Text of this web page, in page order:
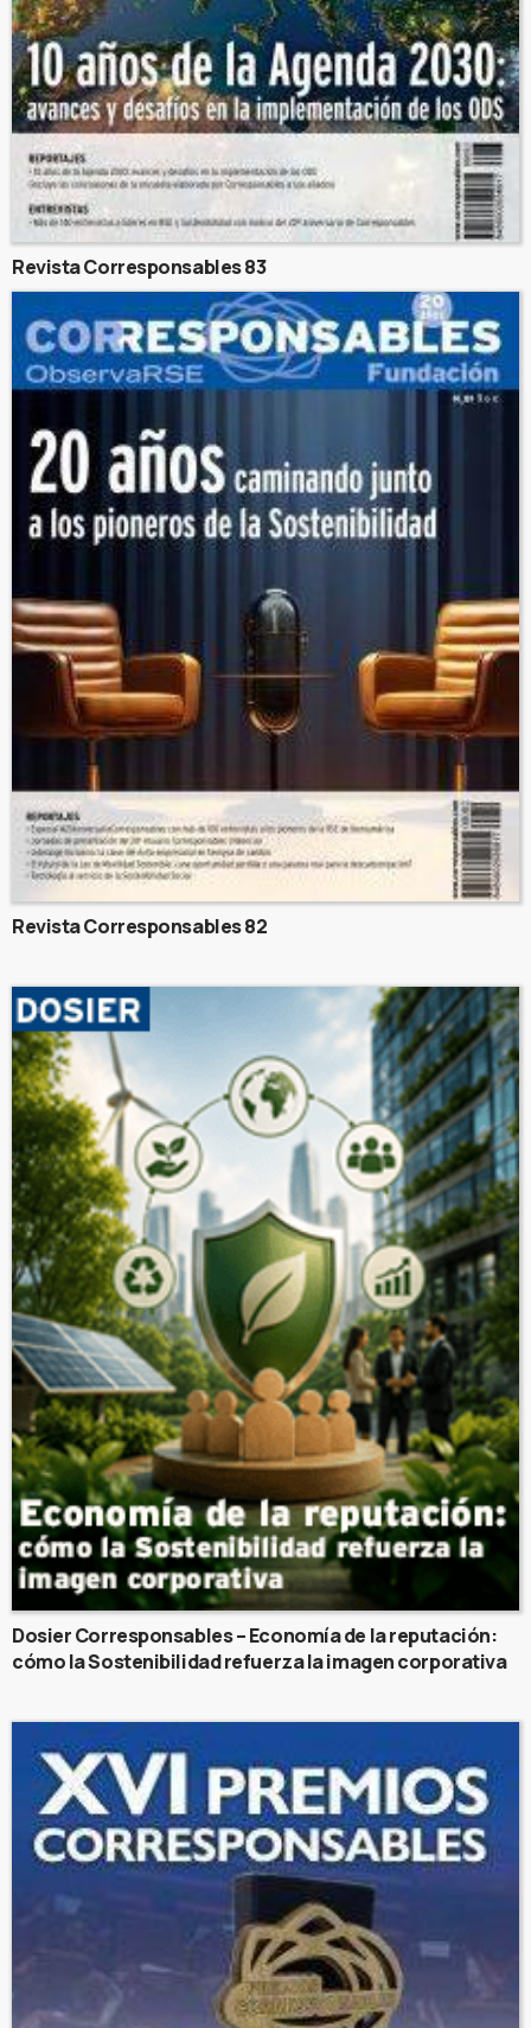
Revista Corresponsables 83
Revista Corresponsables 82
Dosier Corresponsables – Economía de la reputación:
cómo la Sostenibilidad refuerza la imagen corporativa